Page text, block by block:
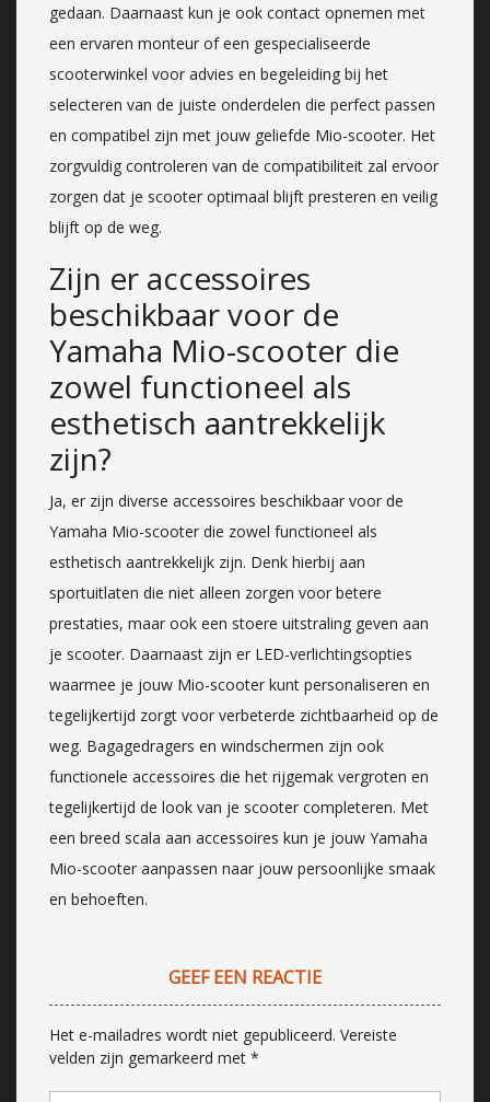
gedaan. Daarnaast kun je ook contact opnemen met
een ervaren monteur of een gespecialiseerde
scooterwinkel voor advies en begeleiding bij het
selecteren van de juiste onderdelen die perfect passen
en compatibel zijn met jouw geliefde Mio-scooter. Het
zorgvuldig controleren van de compatibiliteit zal ervoor
zorgen dat je scooter optimaal blijft presteren en veilig
blijft op de weg.
Zijn er accessoires
beschikbaar voor de
Yamaha Mio-scooter die
zowel functioneel als
esthetisch aantrekkelijk
zijn?
Ja, er zijn diverse accessoires beschikbaar voor de
Yamaha Mio-scooter die zowel functioneel als
esthetisch aantrekkelijk zijn. Denk hierbij aan
sportuitlaten die niet alleen zorgen voor betere
prestaties, maar ook een stoere uitstraling geven aan
je scooter. Daarnaast zijn er LED-verlichtingsopties
waarmee je jouw Mio-scooter kunt personaliseren en
tegelijkertijd zorgt voor verbeterde zichtbaarheid op de
weg. Bagagedragers en windschermen zijn ook
functionele accessoires die het rijgemak vergroten en
tegelijkertijd de look van je scooter completeren. Met
een breed scala aan accessoires kun je jouw Yamaha
Mio-scooter aanpassen naar jouw persoonlijke smaak
en behoeften.
GEEF EEN REACTIE
Het e-mailadres wordt niet gepubliceerd. Vereiste
velden zijn gemarkeerd met *